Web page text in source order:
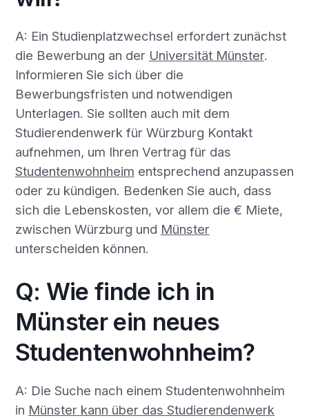
A: Ein Studienplatzwechsel erfordert zunächst
die Bewerbung an der Universität Münster.
Informieren Sie sich über die
Bewerbungsfristen und notwendigen
Unterlagen. Sie sollten auch mit dem
Studierendenwerk für Würzburg Kontakt
aufnehmen, um Ihren Vertrag für das
Studentenwohnheim entsprechend anzupassen
oder zu kündigen. Bedenken Sie auch, dass
sich die Lebenskosten, vor allem die € Miete,
zwischen Würzburg und Münster
unterscheiden können.
Q: Wie finde ich in
Münster ein neues
Studentenwohnheim?
A: Die Suche nach einem Studentenwohnheim
in Münster kann über das Studierendenwerk